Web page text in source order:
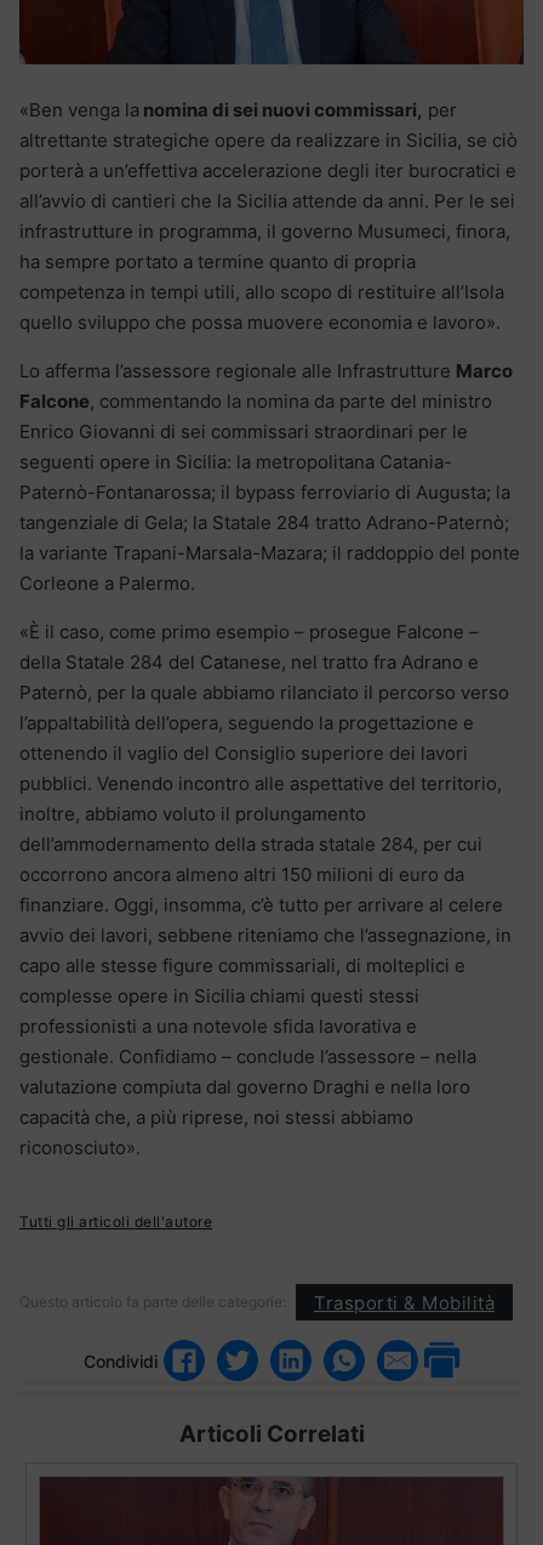
«Ben venga la nomina di sei nuovi commissari, per
altrettante strategiche opere da realizzare in Sicilia, se ciò
porterà a un’effettiva accelerazione degli iter burocratici e
all’avvio di cantieri che la Sicilia attende da anni. Per le sei
infrastrutture in programma, il governo Musumeci, finora,
ha sempre portato a termine quanto di propria
competenza in tempi utili, allo scopo di restituire all’Isola
quello sviluppo che possa muovere economia e lavoro».
Lo afferma l’assessore regionale alle Infrastrutture Marco
Falcone, commentando la nomina da parte del ministro
Enrico Giovanni di sei commissari straordinari per le
seguenti opere in Sicilia: la metropolitana Catania-
Paternò-Fontanarossa; il bypass ferroviario di Augusta; la
tangenziale di Gela; la Statale 284 tratto Adrano-Paternò;
la variante Trapani-Marsala-Mazara; il raddoppio del ponte
Corleone a Palermo.
«È il caso, come primo esempio – prosegue Falcone –
della Statale 284 del Catanese, nel tratto fra Adrano e
Paternò, per la quale abbiamo rilanciato il percorso verso
l’appaltabilità dell’opera, seguendo la progettazione e
ottenendo il vaglio del Consiglio superiore dei lavori
pubblici. Venendo incontro alle aspettative del territorio,
inoltre, abbiamo voluto il prolungamento
dell’ammodernamento della strada statale 284, per cui
occorrono ancora almeno altri 150 milioni di euro da
finanziare. Oggi, insomma, c’è tutto per arrivare al celere
avvio dei lavori, sebbene riteniamo che l’assegnazione, in
capo alle stesse figure commissariali, di molteplici e
complesse opere in Sicilia chiami questi stessi
professionisti a una notevole sfida lavorativa e
gestionale. Confidiamo – conclude l’assessore – nella
valutazione compiuta dal governo Draghi e nella loro
capacità che, a più riprese, noi stessi abbiamo
riconosciuto».
Tutti gli articoli dell'autore
Questo articolo fa parte delle categorie: Trasporti & Mobilità
Condividi
Articoli Correlati